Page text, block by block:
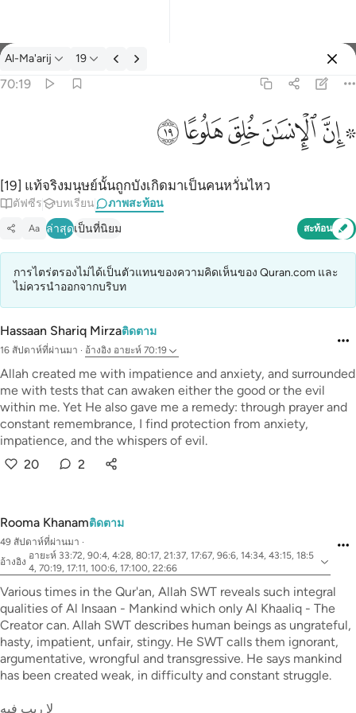
ภาพสะท้อน: Al-Ma'arij 70:19
Al-Ma'arij 19
70:19
ﱪ ﱫﱬﱭﱮﱯ
[19] แท้จริงมนุษย์นั้นถูกบังเกิดมาเป็นคนหวั่นไหว
ตัฟซีร บทเรียน ภาพสะท้อน
Aa ล่าสุดเป็นที่นิยม สะท้อน
การไตร่ตรองไม่ได้เป็นตัวแทนของความคิดเห็นของ Quran.com และ
ไม่ควรนำออกจากบริบท
Hassaan Shariq Mirzaติดตาม
16 สัปดาห์ที่ผ่านมา · อ้างอิง อายะห์ 70:19
Allah created me with impatience and anxiety, and surrounded
me with tests that can awaken either the good or the evil
within me. Yet He also gave me a remedy: through prayer and
constant remembrance, I find protection from anxiety,
impatience, and the whispers of evil.
20
2
Rooma Khanamติดตาม
49 สัปดาห์ที่ผ่านมา ·
อ้างอิง
อายะห์ 33:72, 90:4, 4:28, 80:17, 21:37, 17:67, 96:6, 14:34, 43:15, 18:5
4, 70:19, 17:11, 100:6, 17:100, 22:66
Various times in the Qur'an, Allah SWT reveals such integral
qualities of Al Insaan - Mankind which only Al Khaaliq - The
Creator can. Allah SWT describes human beings as ungrateful,
hasty, impatient, unfair, stingy. He SWT calls them ignorant,
argumentative, wrongful and transgressive. He says mankind
has been created weak, in difficulty and constant struggle.
لا ريب فيه